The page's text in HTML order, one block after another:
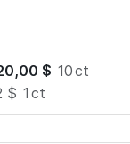
$ 10ct
$ 1 ct